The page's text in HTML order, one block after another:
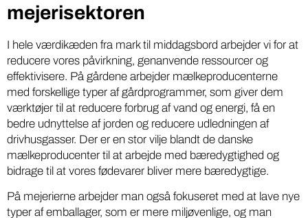
mejerisektoren
I hele værdikæden fra mark til middagsbord arbejder vi for at
reducere vores påvirkning, genanvende ressourcer og
effektivisere. På gårdene arbejder mælkeproducenterne
med forskellige typer af gårdprogrammer, som giver dem
værktøjer til at reducere forbrug af vand og energi, få en
bedre udnyttelse af jorden og reducere udledningen af
drivhusgasser. Der er en stor vilje blandt de danske
mælkeproducenter til at arbejde med bæredygtighed og
bidrage til at vores fødevarer bliver mere bæredygtige.
På mejerierne arbejder man også fokuseret med at lave nye
typer af emballager, som er mere miljøvenlige, og man